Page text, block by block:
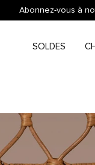
Abonnez-vous à
SOLDES